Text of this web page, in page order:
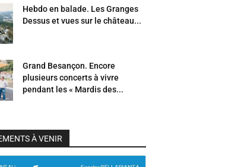
Hebdo en balade. Les Granges
Dessus et vues sur le château...
Grand Besançon. Encore
plusieurs concerts à vivre
pendant les « Mardis des...
À VENIR